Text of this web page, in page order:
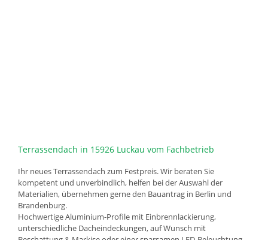
Terrassendach in 15926 Luckau vom Fachbetrieb
Ihr neues Terrassendach zum Festpreis. Wir beraten Sie
kompetent und unverbindlich, helfen bei der Auswahl der
Materialien, übernehmen gerne den Bauantrag in Berlin und
Brandenburg.
Hochwertige Aluminium-Profile mit Einbrennlackierung,
unterschiedliche Dacheindeckungen, auf Wunsch mit